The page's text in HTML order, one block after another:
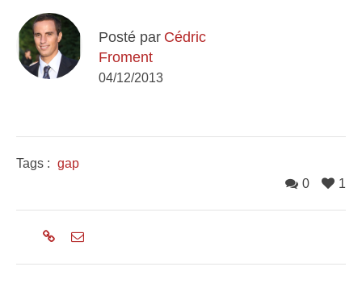
Posté par Cédric
Froment
04/12/2013
Tags : gap
1
0